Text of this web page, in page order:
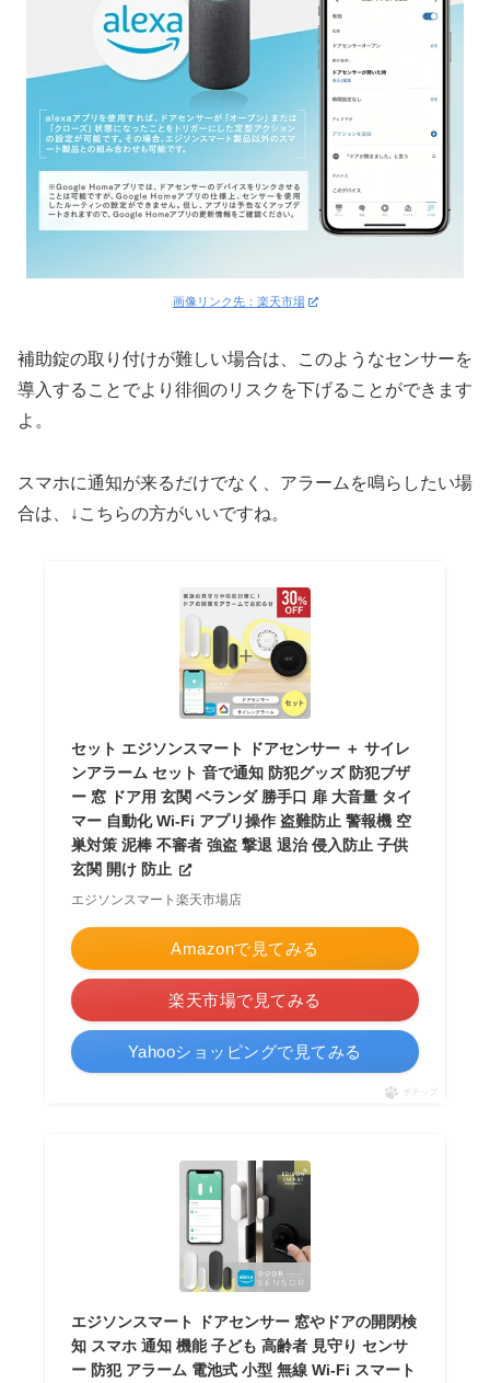
画像リンク先：楽天市場
補助錠の取り付けが難しい場合は、このようなセンサーを
導入することでより徘徊のリスクを下げることができます
よ。
スマホに通知が来るだけでなく、アラームを鳴らしたい場
合は、↓こちらの方がいいですね。
セット エジソンスマート ドアセンサー ＋ サイレ
ンアラーム セット 音で通知 防犯グッズ 防犯ブザ
ー 窓 ドア用 玄関 ベランダ 勝手口 扉 大音量 タイ
マー 自動化 Wi-Fi アプリ操作 盗難防止 警報機 空
巣対策 泥棒 不審者 強盗 撃退 退治 侵入防止 子供
玄関 開け 防止
エジソンスマート楽天市場店
Amazonで見てみる
楽天市場で見てみる
Yahooショッピングで見てみる
ポチップ
エジソンスマート ドアセンサー 窓やドアの開閉検
知 スマホ 通知 機能 子ども 高齢者 見守り センサ
ー 防犯 アラーム 電池式 小型 無線 Wi-Fi スマート